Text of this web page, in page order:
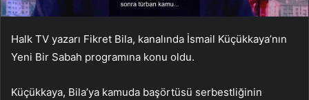
Halk TV yazarı Fikret Bila, kanalında İsmail Küçükkaya’nın
Yeni Bir Sabah programına konu oldu.
Küçükkaya, Bila’ya kamuda başörtüsü serbestliğinin